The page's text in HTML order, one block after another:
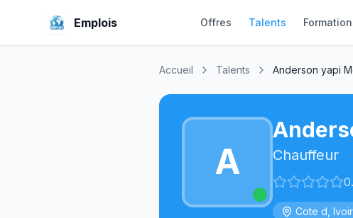
Emplois Offres Talents
Accueil Talents Anderson yapi
A Chauffeur
Cote d,